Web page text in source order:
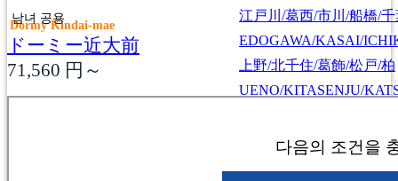
江戸川/葛西/市川/船橋/千
EDOGAWA/KASAI/
上野/北千住/葛飾/松戸/柏
UENO/KITASENJU/
KAWAGUCHI/TODA/
남녀 공용
Dormy Kindai-mae
ドーミー近大前
71,560 円～